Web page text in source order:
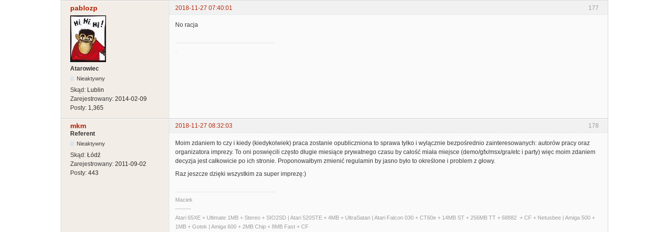
177
pablozp 2018-11-27 07:40:01
Atarowiec
Nieaktywny
Skąd: Lublin
Zarejestrowany: 2014-02-09
Posty: 1,365
No racja
178
mkm
2018-11-27 08:32:03
Referent
Nieaktywny
Skąd: Łódź
Zarejestrowany: 2011-09-02
Posty: 443
Moim zdaniem to czy i kiedy (kiedykolwiek) praca zostanie opubliczniona to sprawa tylko i wylącznie bezpośrednio zainteresowanych: autorów pracy oraz
organizatora imprezy. To oni poswięcili często długie miesiące prywatnego czasu by całość miała miejsce (demo/gfx/msx/gra/etc i party) więc moim zdaniem
decyzja jest całkowicie po ich stronie. Proponowałbym zmienić regulamin by jasno było to określone i problem z głowy.
Raz jeszcze dzięki wszystkim za super imprezę:)
Maciek
--------
Atari 65XE + Ultimate 1MB + Stereo + SIO2SD | Atari 520STE + 4MB + UltraSatan | Atari Falcon 030 + CT60e + 14MB ST + 256MB TT + 68882 + CF + Netusbee | Amiga 500 +
1MB + Gotek | Amiga 600 + 2MB Chip + 8MB Fast + CF